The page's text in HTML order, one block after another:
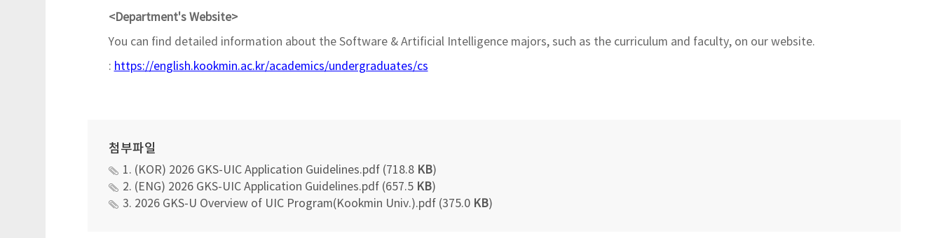
<Department's Website>
You can find detailed information about the Software & Artificial Intelligence majors, such as the curriculum and faculty, on our website.
: https://english.kookmin.ac.kr/academics/undergraduates/cs
첨부파일
1. (KOR) 2026 GKS-UIC Application Guidelines.pdf (718.8 KB)
2. (ENG) 2026 GKS-UIC Application Guidelines.pdf (657.5 KB)
3. 2026 GKS-U Overview of UIC Program(Kookmin Univ.).pdf (375.0 KB)